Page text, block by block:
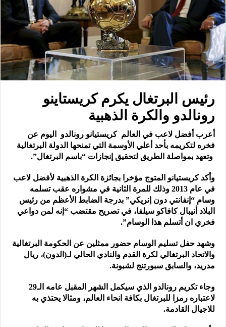
رئيس البرتغال يكرم كريستاينو
رونالدو والكرة الذهبية
أعرب أفضل لاعب في العالم كريستيانو رونالدو اليوم عن
فخره لتكريمه بأحد أعلي الأوسمة التي تمنحها الدولة البرتغالية
وتعهد بمواصلة الطريق لتحقيق إنجازات “باسم البرتغال”.
وأكد كريستيانو المتوج مؤخرا بجائزة الكرة الذهبية لأفضل لاعب
في عام 2013 وذلك للمرة الثانية في مشواره عقب تسلمه
وسام “إنفانتي دون إنريكي” بدرجة الضابط الأعظم من رئيس
البلاد أنيبال كافاكو سيلفا، في تصريح مقتضب “إنه لمن دواعي
فخري ان أتسلم هذا الوسام”.
وشهد حفل تسليم الوسام حضور ممثلين عن الحكومة البرتغالية
والاتحاد البرتغالي لكرة القدم والنادي الحالي لـ(الدون)، ريال
مدريد، والسابق سبورتنج لشبونة.
وجاء تكريم رونالدو الذي سيكمل الشهر المقبل عامه الـ29
لاعتباره رمزا للبرتغال بكافة انحاء العالم، ومثالا يحتذي به
للاجيال القادمة.